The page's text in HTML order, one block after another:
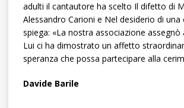
adulti il cantautore ha scelto Il difetto di
Alessandro Carioni e Nel desiderio di una
spiega: «La nostra associazione
Lui ci ha dimostrato un affetto
speranza che possa partecipare alla
Davide Barile